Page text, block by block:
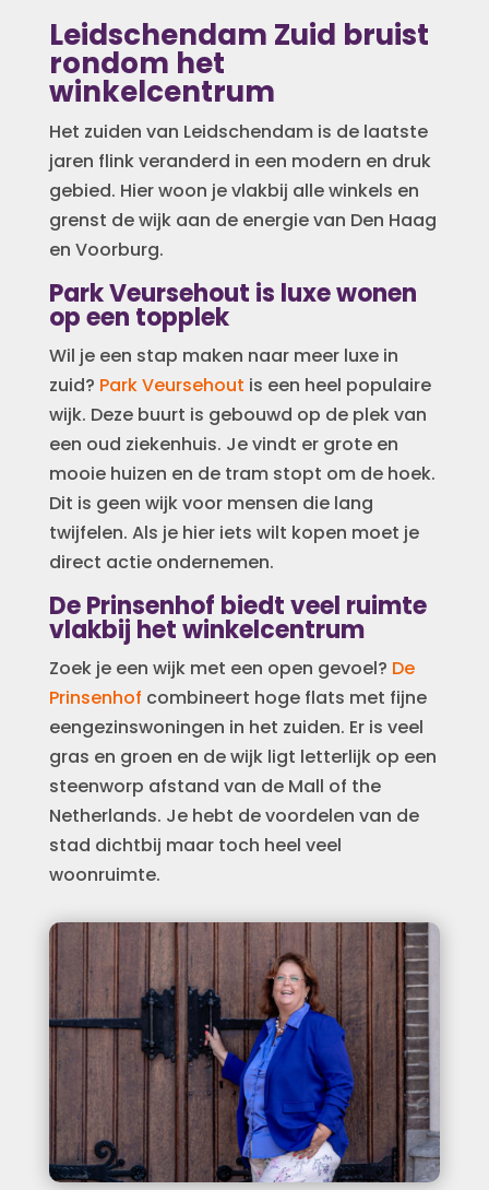
Leidschendam Zuid bruist
rondom het
winkelcentrum
Het zuiden van Leidschendam is de laatste
jaren flink veranderd in een modern en druk
gebied. Hier woon je vlakbij alle winkels en
grenst de wijk aan de energie van Den Haag
en Voorburg.
Park Veursehout is luxe wonen
op een topplek
Wil je een stap maken naar meer luxe in
zuid? Park Veursehout is een heel populaire
wijk. Deze buurt is gebouwd op de plek van
een oud ziekenhuis. Je vindt er grote en
mooie huizen en de tram stopt om de hoek.
Dit is geen wijk voor mensen die lang
twijfelen. Als je hier iets wilt kopen moet je
direct actie ondernemen.
De Prinsenhof biedt veel ruimte
vlakbij het winkelcentrum
Zoek je een wijk met een open gevoel? De
Prinsenhof combineert hoge flats met fijne
eengezinswoningen in het zuiden. Er is veel
gras en groen en de wijk ligt letterlijk op een
steenworp afstand van de Mall of the
Netherlands. Je hebt de voordelen van de
stad dichtbij maar toch heel veel
woonruimte.